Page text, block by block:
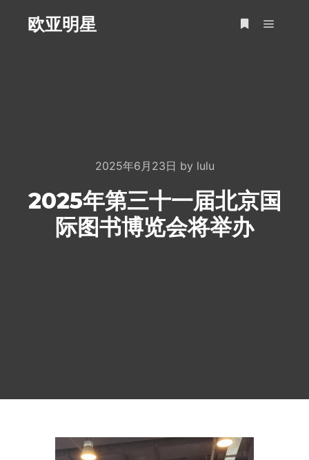
欧亚明星
2025年6月23日 by lulu
2025年第三十一届北京国
际图书博览会将举办